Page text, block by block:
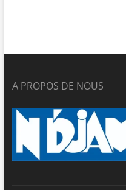
A PROPOS DE NOUS